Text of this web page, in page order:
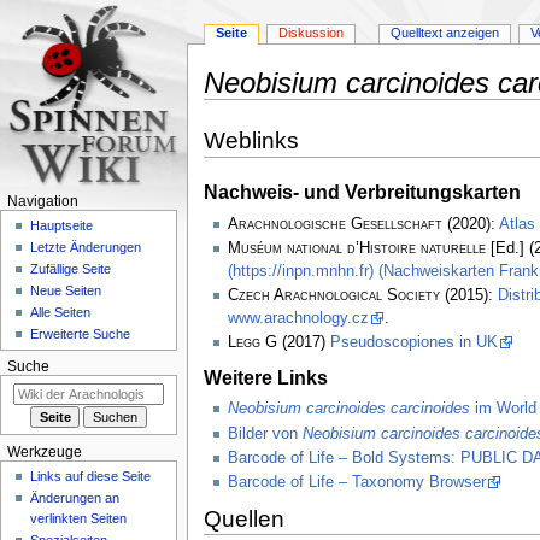
Neobisium carcinoides
Navigation
Suche
Weblinks
Nachweis- und Verbreitungskarten
Arachnologische Gesellschaft(2020): Atlas
Muséum national d’Histoire naturelle[Ed.]
(https://inpn.mnhn.fr) (Nachweiskarten
Czech Arachnological Society(2015):
www.arachnology.cz
.
LeggG (2017) Pseudoscopiones in UK
Weitere Links
Neobisium carcinoides carcinoides im World
Bilder von Neobisium carcinoides
Barcode of Life – Bold Systems: PUBLIC
Barcode of Life – Taxonomy Browser
Quellen
Seite Diskussion Quelltext anzeigen
Navigation
Hauptseite
Letzte Änderungen
Zufällige Seite
Neue Seiten
Alle Seiten
Erweiterte Suche
Suche
Werkzeuge
Links auf diese Seite
Änderungen an
verlinkten Seiten